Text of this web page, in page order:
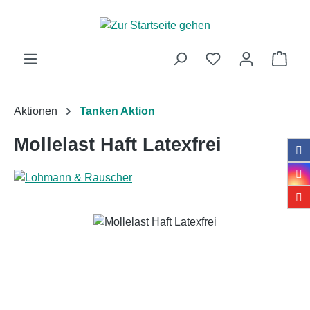
Zum Hauptinhalt springen
Aktionen Tanken Aktion
Mollelast Haft Latexfrei
Bildergalerie überspringen